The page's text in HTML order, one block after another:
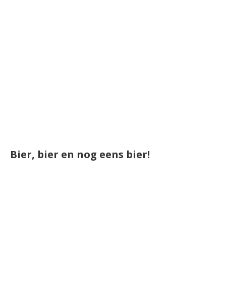
Bier, bier en nog eens bier!